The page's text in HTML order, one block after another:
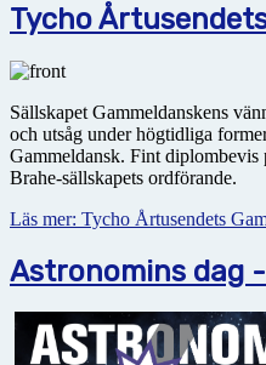
Tycho
Sällskapet Gammeldanskens
och utsåg under högtidliga
Gammeldansk. Fint diplombevis
Brahe-sällskapets ordförande.
Läs mer: Tycho Årtusendets
Astronomins dag